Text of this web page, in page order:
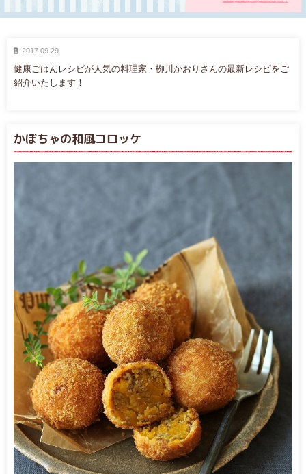
2017.09.29
健康ごはんレシピが人気の料理家・栁川かおりさんの最新レシピをご
紹介いたします！
かぼちゃの和風コロッケ